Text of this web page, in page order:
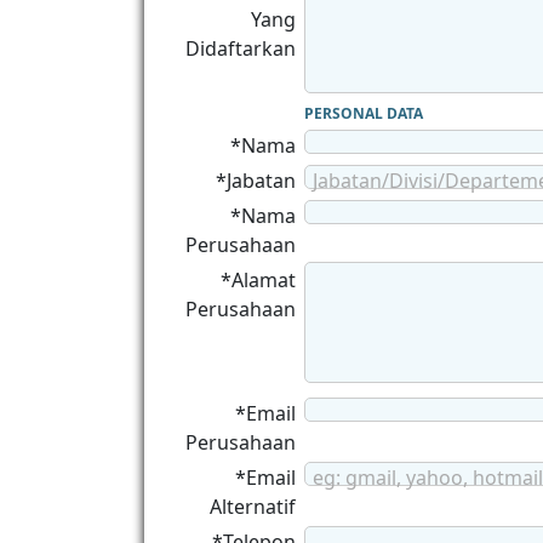
Yang
Didaftarkan
PERSONAL DATA
*Nama
*Jabatan
Jabatan/Divisi/
*Nama
Perusahaan
*Alamat
Perusahaan
*Email
Perusahaan
*Email
Alternatif
eg: gmail, yahoo, hotmail